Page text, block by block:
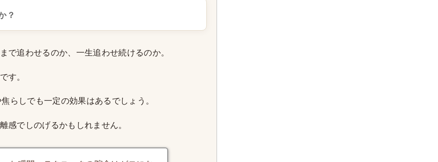
？
で追わせるのか、一生追わせ続けるのか。
す。
らしでも一定の効果はあるでしょう。
感でしのげるかもしれません。